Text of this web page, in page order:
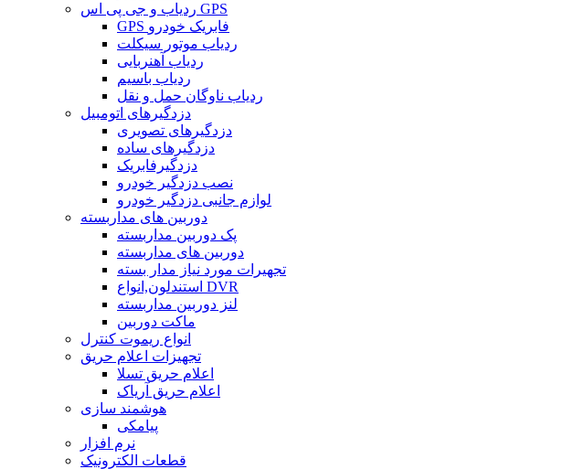
ردیاب و جی پی اس GPS
GPS فابریک خودرو
ردیاب موتور سیکلت
ردیاب آهنربایی
ردیاب باسیم
ردیاب ناوگان حمل و نقل
دزدگیرهای اتومبیل
دزدگیرهای تصویری
دزدگیرهای ساده
دزدگیرفابریک
نصب دزدگیر خودرو
لوازم جانبی دزدگیر خودرو
دوربین های مداربسته
پک دوربین مداربسته
دوربین های مداربسته
تجهیرات مورد نیاز مدار بسته
استندلون,انواع DVR
لنز دوربین مداربسته
ماکت دوربین
انواع ریموت کنترل
تجهیزات اعلام حریق
اعلام حریق تسلا
اعلام حریق آریاک
هوشمند سازی
پیامکی
نرم افزار
قطعات الکترونیک